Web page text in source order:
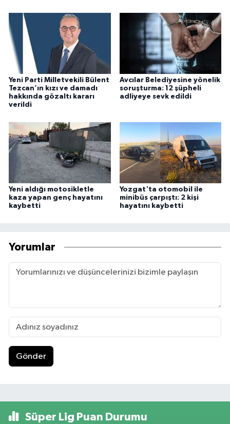
Yeni Parti Milletvekili Bülent
Tezcan’ın kızı ve damadı
hakkında gözaltı kararı
verildi
Avcılar Belediyesine yönelik
soruşturma: 12 şüpheli
adliyeye sevk edildi
Yeni aldığı motosikletle
kaza yapan genç hayatını
kaybetti
Yozgat'ta otomobil ile
minibüs çarpıştı: 2 kişi
hayatını kaybetti
Yorumlar
Gönder
Süper Lig Puan Durumu